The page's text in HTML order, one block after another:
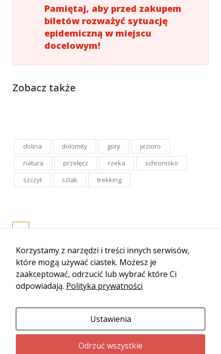
Pamiętaj, aby przed zakupem
biletów rozważyć sytuację
epidemiczną w miejscu
docelowym!
Zobacz także
dolina dolomity gory
jezioro
natura
przełęcz rzeka
schronisko
szczyt
szlak trekking
Korzystamy z narzędzi i treści innych serwisów,
które mogą używać ciastek. Możesz je
zaakceptować, odrzucić lub wybrać które Ci
odpowiadają. Polityka prywatności
Ustawienia
Odrzuć wszystkie